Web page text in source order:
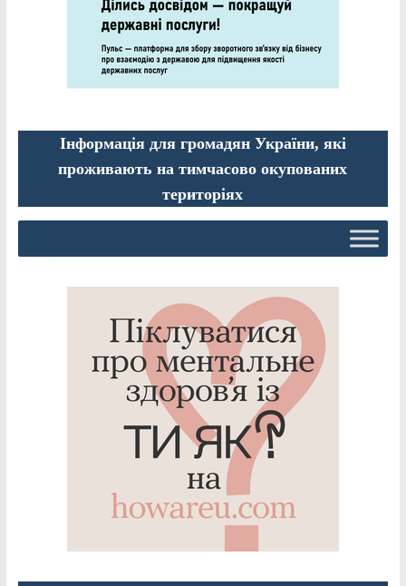
Інформація для громадян України, які
проживають на тимчасово окупованих
територіях